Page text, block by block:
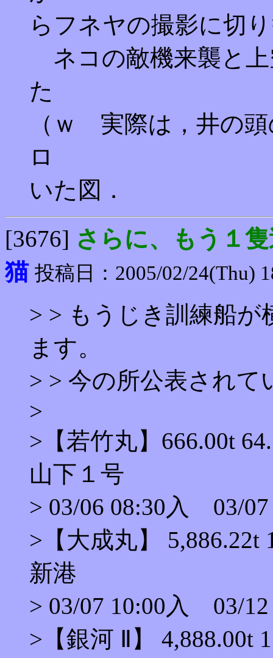
らフネヤの撮影に切
ネコの敵機来襲と
た
（ｗ 実際は，井の
ロ
いた図．
[3676] さらに、もう１
猫 投稿日：2005/02/24(Thu)
> > もうじき訓練船
ます。
> > 今の所公表され
>
>【若竹丸】666.00t
山下１号
> 03/06 08:30入 03/07
>【大成丸】 5,886.22t
新港
> 03/07 10:00入 03/12
>【銀河 Ⅱ】 4,888.00t